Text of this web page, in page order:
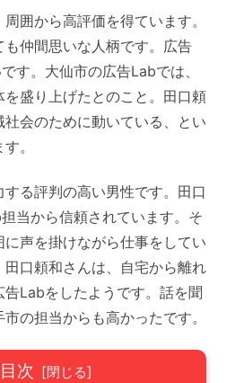
囲から高評価を得ています。
仲間思いな人柄です。広告
す。大仙市の広告Labでは、
を盛り上げたとのこと。田口頼
会のために動いている、とい
。
る評判の高い男性です。田口
当から信頼されています。そ
声を掛けながら仕事をしてい
田口頼和さんは、自宅から離れ
Labをしたようです。話を聞
の担当からも高かったです。
目次